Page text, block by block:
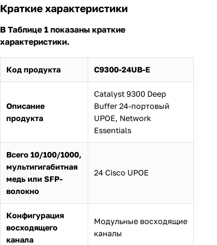
Краткие характеристики
В Таблице 1 показаны краткие
характеристики.
Код продукта C9300-24UB-E
Описание
продукта
Catalyst 9300 Deep
Buffer 24-портовый
UPOE, Network
Essentials
Всего 10/100/1000,
мультигигабитная
медь или SFP-
волокно
24 Cisco UPOE
Конфигурация
восходящего
канала
Модульные восходящие
каналы